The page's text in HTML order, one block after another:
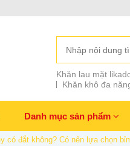
Khăn lau mặt
Khăn khô đa
Danh mục sản phẩm
có đắt không? Có nên lựa chọn